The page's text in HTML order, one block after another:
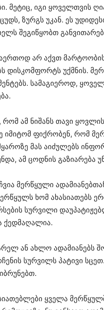
მეტიც, იგი ყოველთვის
ზურგს უკან. ეს
შეგიწყობთ
არ აქვთ
დისკომფორტს უქმნის.
სამაგიეროდ,
ამ ნიშანს თავი
იმიტომ ფიქრობენ, რომ
მას აიძულებს
ამ ცოდნის გაზიარება
მერწყული
ხომ ახასიათებს
სურვილი
ქედმაღალია.
ან ახლო ადამიანებს
სურვილს პატივი
ყველა